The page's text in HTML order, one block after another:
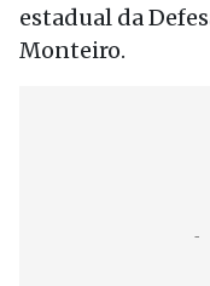
estadual da
Monteiro.